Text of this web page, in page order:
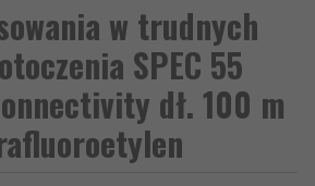
w trudnych
SPEC 55
dł. 100 m